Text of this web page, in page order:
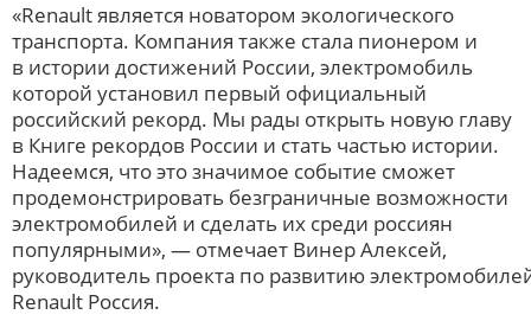
«Renault является новатором экологического
транспорта. Компания также стала пионером и
в истории достижений России, электромобиль
которой установил первый официальный
российский рекорд. Мы рады открыть новую главу
в Книге рекордов России и стать частью истории.
Надеемся, что это значимое событие сможет
продемонстрировать безграничные возможности
электромобилей и сделать их среди россиян
популярными», — отмечает Винер Алексей,
руководитель проекта по развитию
Renault Россия.